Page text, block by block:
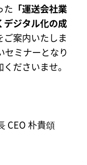
た 「運送会社業
デジタル化の成
ご案内いたしま
セミナーとなり
ださいませ。
CEO 朴貴頌